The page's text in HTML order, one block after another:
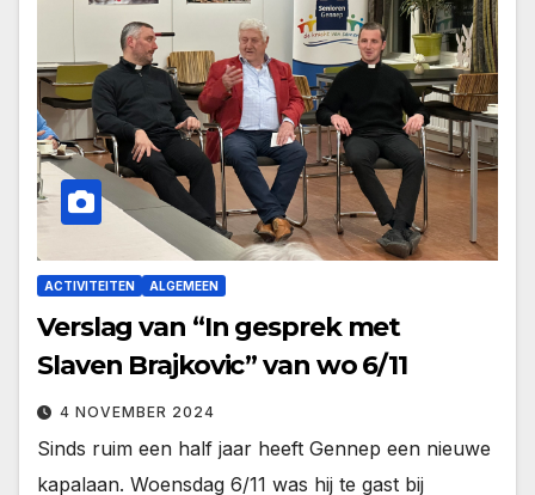
ACTIVITEITEN ALGEMEEN
Verslag van “In gesprek met
Slaven Brajkovic” van wo 6/11
4 NOVEMBER 2024
Sinds ruim een half jaar heeft Gennep een nieuwe
kapalaan. Woensdag 6/11 was hij te gast bij